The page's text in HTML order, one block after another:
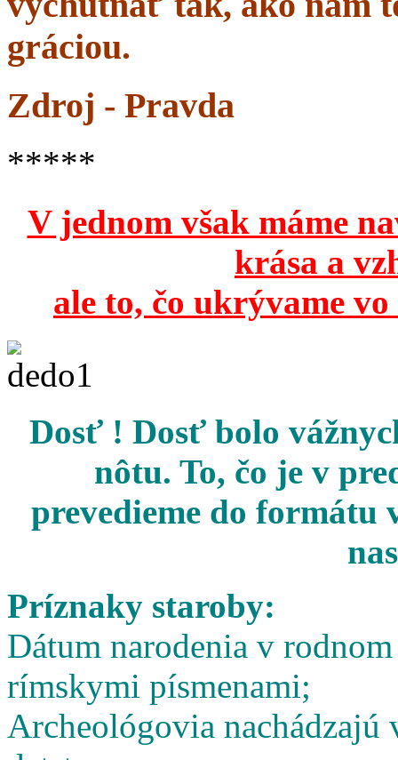
gráciou.
Zdroj - Pravda
*****
V jednom však máme
krása a
ale to, čo ukrývame
Dosť ! Dosť bolo
nôtu. To, čo je v
prevedieme do formátu
Príznaky staroby:
Dátum narodenia v
rímskymi písmenami;
Archeológovia nachádzajú